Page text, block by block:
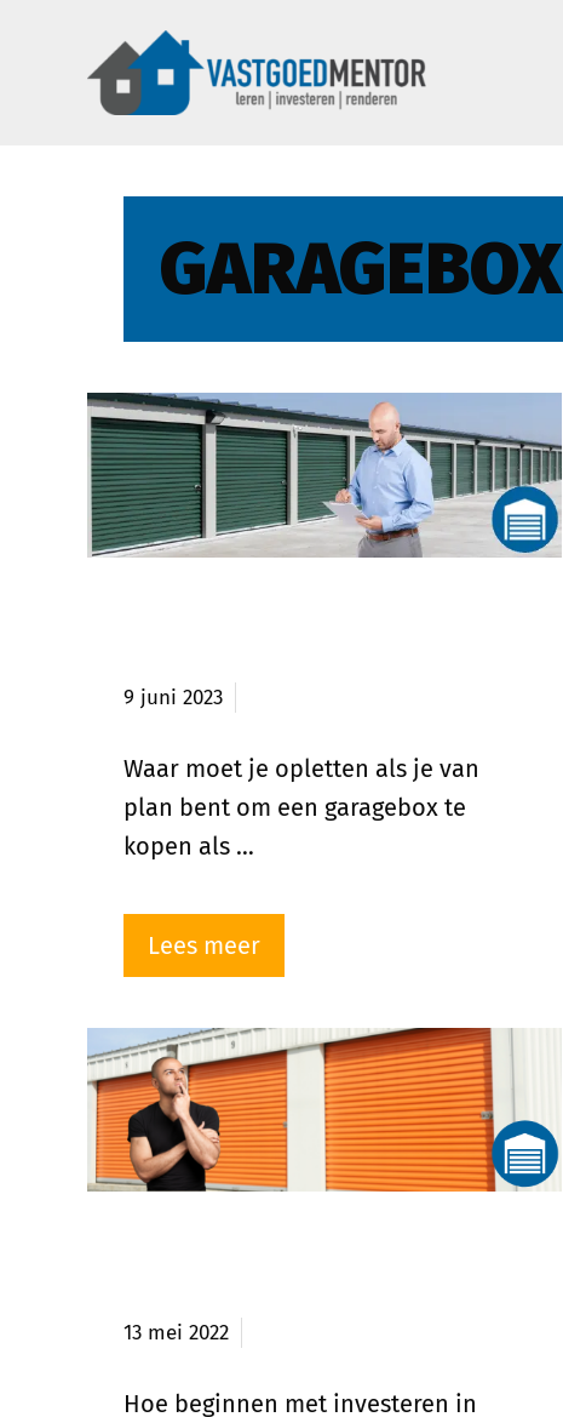
GARAGEBOX
9 juni 2023
Waar moet je opletten als je van
plan bent om een garagebox te
kopen als …
Lees meer
13 mei 2022
Hoe beginnen met investeren in